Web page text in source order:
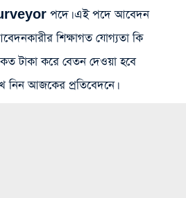
পদে। এই পদে আবেদন
শিক্ষাগত যোগ্যতা কি
টাকা করে বেতন দেওয়া হবে
নিন আজকের প্রতিবেদনে।